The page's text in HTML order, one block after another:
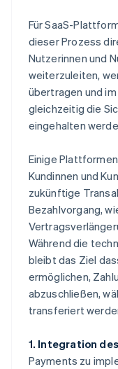
Für SaaS-
dieser Prozess
Nutzerinnen und
weiterzuleiten,
übertragen und
gleichzeitig die
eingehalten
Einige
Kundinnen und
zukünftige
Bezahlvorgang,
Während die
bleibt das Ziel
ermöglichen,
abzuschließen,
transferiert
1. Integration
Payments zu